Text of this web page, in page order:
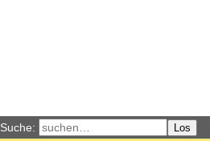
Suche: Los